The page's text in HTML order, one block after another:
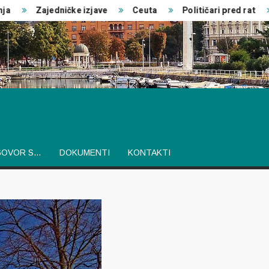
Zajedničke izjave Ceuta Političari pred rat
S… DOKUMENTI KONTAKTI